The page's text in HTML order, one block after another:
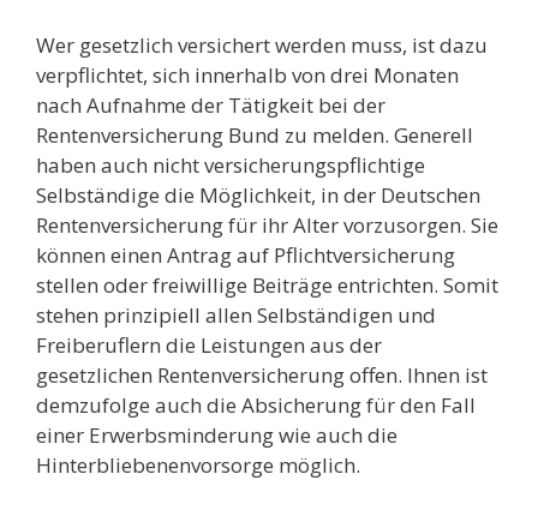
Wer gesetzlich versichert werden muss, ist dazu
verpflichtet, sich innerhalb von drei Monaten
nach Aufnahme der Tätigkeit bei der
Rentenversicherung Bund zu melden. Generell
haben auch nicht versicherungspflichtige
Selbständige die Möglichkeit, in der Deutschen
Rentenversicherung für ihr Alter vorzusorgen. Sie
können einen Antrag auf Pflichtversicherung
stellen oder freiwillige Beiträge entrichten. Somit
stehen prinzipiell allen Selbständigen und
Freiberuflern die Leistungen aus der
gesetzlichen Rentenversicherung offen. Ihnen ist
demzufolge auch die Absicherung für den Fall
einer Erwerbsminderung wie auch die
Hinterbliebenenvorsorge möglich.